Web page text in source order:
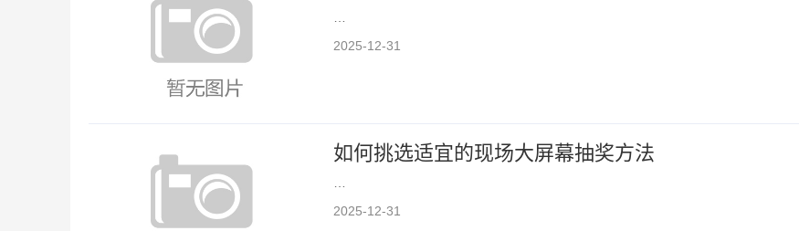
2025-12-31
如何挑选适宜的现场大屏幕抽奖方法
2025-12-31